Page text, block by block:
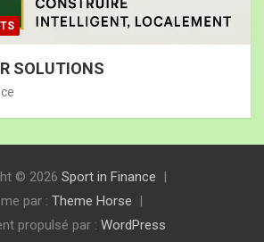
SOLUTIONS
© 2026 Sport in Finance
par : Theme Horse
propulsé par : WordPress